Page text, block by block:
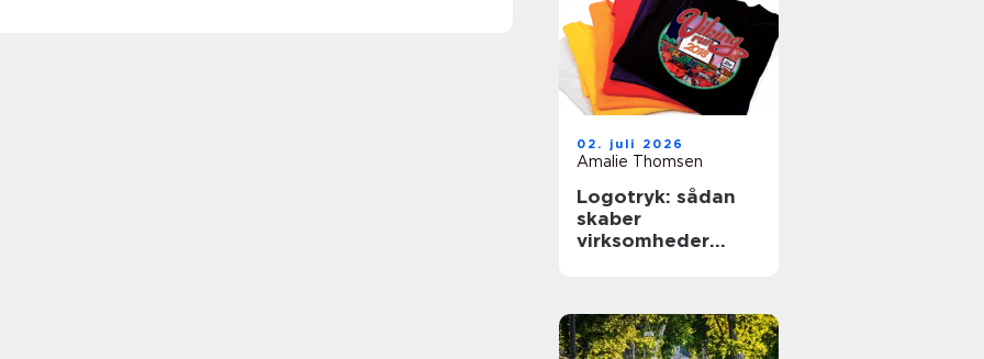
02. juli 2026
Amalie Thomsen
Logotryk: sådan
skaber
virksomheder